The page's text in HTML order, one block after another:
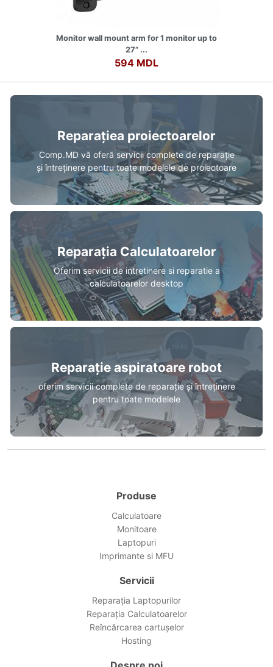
Monitor wall mount arm for 1 monitor up to
27” ...
594 MDL
Reparațiea proiectoarelor
Comp.MD vă oferă servicii complete de reparație
și întreținere pentru toate modelele de proiectoare
Reparația Calculatoarelor
Oferim servicii de intretinere si reparatie a
calculatoarelor desktop
Reparație aspiratoare robot
oferim servicii complete de reparație și întreținere
pentru toate modelele
Produse
Calculatoare
Monitoare
Laptopuri
Imprimante si MFU
Servicii
Reparația Laptopurilor
Reparația Calculatoarelor
Reîncărcarea cartușelor
Hosting